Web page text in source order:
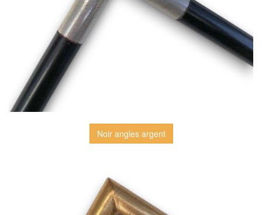
Noir angles argent